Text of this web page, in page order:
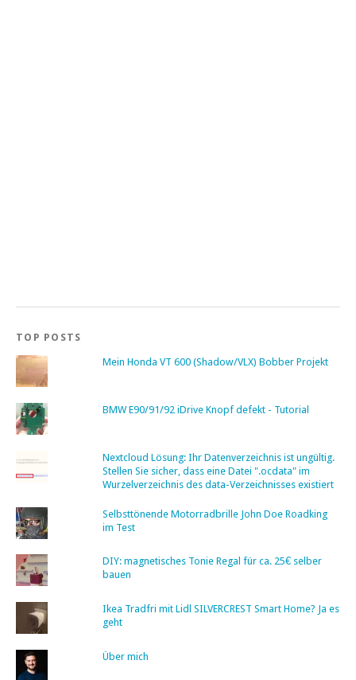
TOP POSTS
Mein Honda VT 600 (Shadow/VLX) Bobber Projekt
BMW E90/91/92 iDrive Knopf defekt - Tutorial
Nextcloud Lösung: Ihr Datenverzeichnis ist ungültig.
Stellen Sie sicher, dass eine Datei ".ocdata" im
Wurzelverzeichnis des data-Verzeichnisses existiert
Selbsttönende Motorradbrille John Doe Roadking
im Test
DIY: magnetisches Tonie Regal für ca. 25€ selber
bauen
Ikea Tradfri mit Lidl SILVERCREST Smart Home? Ja es
geht
Über mich